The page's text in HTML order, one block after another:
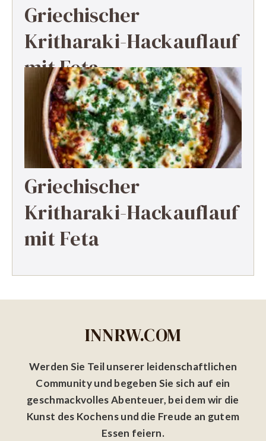
Griechischer
Kritharaki-Hackauflauf
mit Feta
Griechischer
Kritharaki-Hackauflauf
mit Feta
INNRW.COM
Werden Sie Teil unserer leidenschaftlichen
Community und begeben Sie sich auf ein
geschmackvolles Abenteuer, bei dem wir die
Kunst des Kochens und die Freude an gutem
Essen feiern.